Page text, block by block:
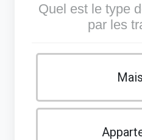
Quel est le type
par les